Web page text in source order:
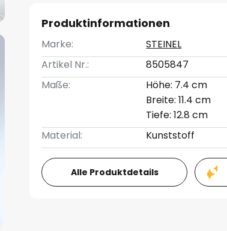
Produktinformationen
Marke:
STEINEL
Artikel Nr.:
8505847
Maße:
Höhe: 7.4 cm
Breite: 11.4 cm
Tiefe: 12.8 cm
Material:
Kunststoff
Alle Produktdetails